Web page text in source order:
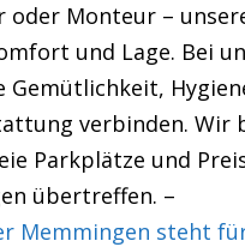
oder Monteur –
und Lage. Bei
Gemütlichkeit,
verbinden. Wir
Parkplätze und
übertreffen. –
Memmingen steht